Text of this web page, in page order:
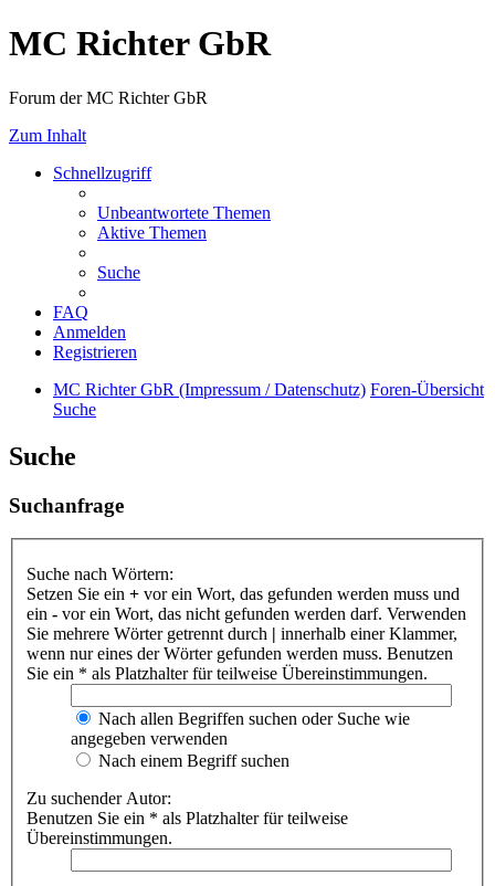
MC Richter GbR
Forum der MC Richter GbR
Zum Inhalt
Schnellzugriff
Unbeantwortete Themen
Aktive Themen
Suche
FAQ
Anmelden
Registrieren
MC Richter GbR (Impressum / Datenschutz) Foren-Übersicht
Suche
Suche
Suchanfrage
Suche nach Wörtern:
Setzen Sie ein + vor ein Wort, das gefunden werden muss und
ein - vor ein Wort, das nicht gefunden werden darf. Verwenden
Sie mehrere Wörter getrennt durch | innerhalb einer Klammer,
wenn nur eines der Wörter gefunden werden muss. Benutzen
Sie ein * als Platzhalter für teilweise Übereinstimmungen.
Nach allen Begriffen suchen oder Suche wie
angegeben verwenden
Nach einem Begriff suchen
Zu suchender Autor:
Benutzen Sie ein * als Platzhalter für teilweise
Übereinstimmungen.